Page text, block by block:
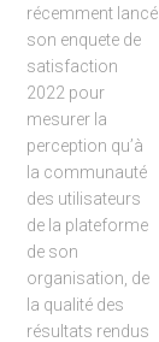
récemment lancé
son enquete de
satisfaction
2022 pour
mesurer la
perception qu’à
la communauté
des utilisateurs
de la plateforme
de son
organisation, de
la qualité des
résultats rendus